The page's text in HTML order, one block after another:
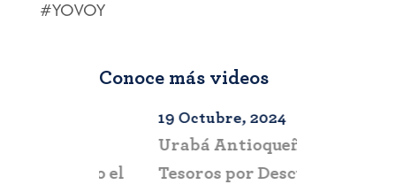
#YOVOY
Conoce más videos
19 Octubre, 2024
Urabá Antioqueño:
Tesoros por Descubrir